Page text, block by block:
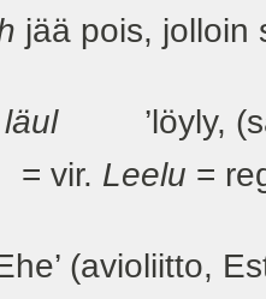
jää pois, jolloin
läul’löyly,
Leelu =
(avioliitto,